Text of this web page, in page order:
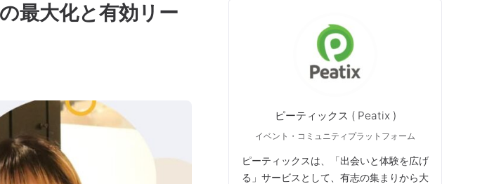
最大化と有効リー
ピーティックス ( Peatix )
イベント・コミュニティプラットフォーム
ピーティックスは、「出会いと体験を広げ
る」サービスとして、有志の集まりから大